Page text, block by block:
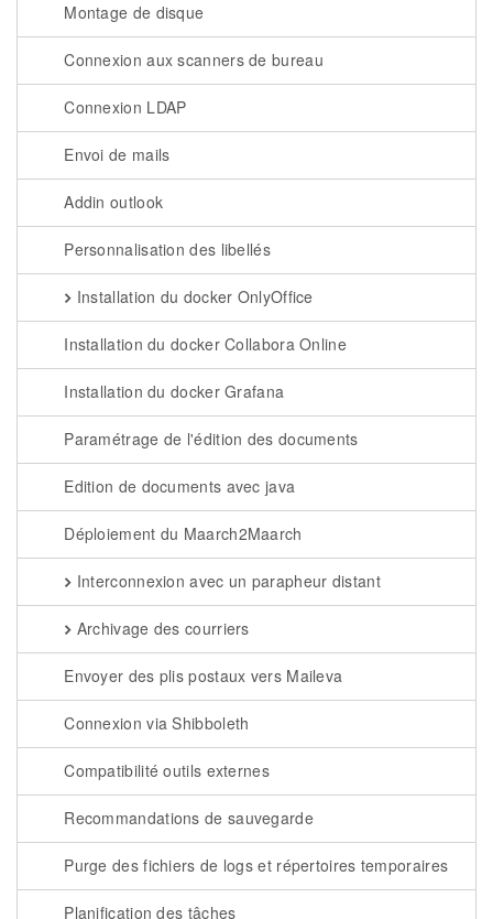
Montage de disque
Connexion aux scanners de bureau
Connexion LDAP
Envoi de mails
Addin outlook
Personnalisation des libellés
Installation du docker OnlyOffice
Installation du docker Collabora Online
Installation du docker Grafana
Paramétrage de l'édition des documents
Edition de documents avec java
Déploiement du Maarch2Maarch
Interconnexion avec un parapheur distant
Archivage des courriers
Envoyer des plis postaux vers Maileva
Connexion via Shibboleth
Compatibilité outils externes
Recommandations de sauvegarde
Purge des fichiers de logs et répertoires temporaires
Planification des tâches